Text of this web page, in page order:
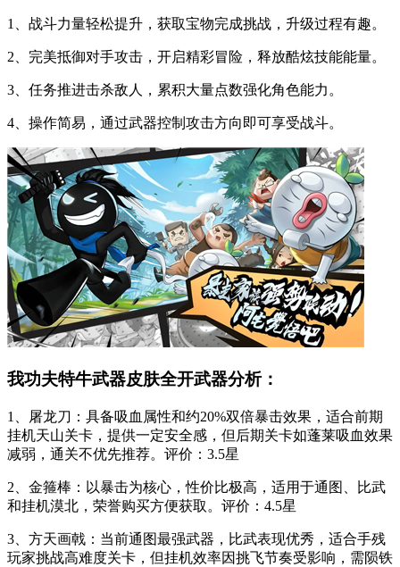
1、战斗力量轻松提升，获取宝物完成挑战，升级过程有趣。
2、完美抵御对手攻击，开启精彩冒险，释放酷炫技能能量。
3、任务推进击杀敌人，累积大量点数强化角色能力。
4、操作简易，通过武器控制攻击方向即可享受战斗。
我功夫特牛武器皮肤全开武器分析：
1、屠龙刀：具备吸血属性和约20%双倍暴击效果，适合前期
挂机天山关卡，提供一定安全感，但后期关卡如蓬莱吸血效果
减弱，通关不优先推荐。评价：3.5星
2、金箍棒：以暴击为核心，性价比极高，适用于通图、比武
和挂机漠北，荣誉购买方便获取。评价：4.5星
3、方天画戟：当前通图最强武器，比武表现优秀，适合手残
玩家挑战高难度关卡，但挂机效率因挑飞节奏受影响，需陨铁